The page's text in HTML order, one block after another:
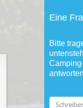
Eine
Bitte